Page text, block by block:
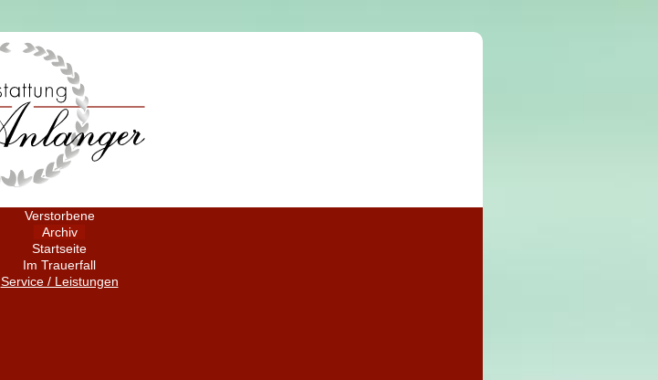
Verstorbene
Archiv
Startseite
Im Trauerfall
Service / Leistungen